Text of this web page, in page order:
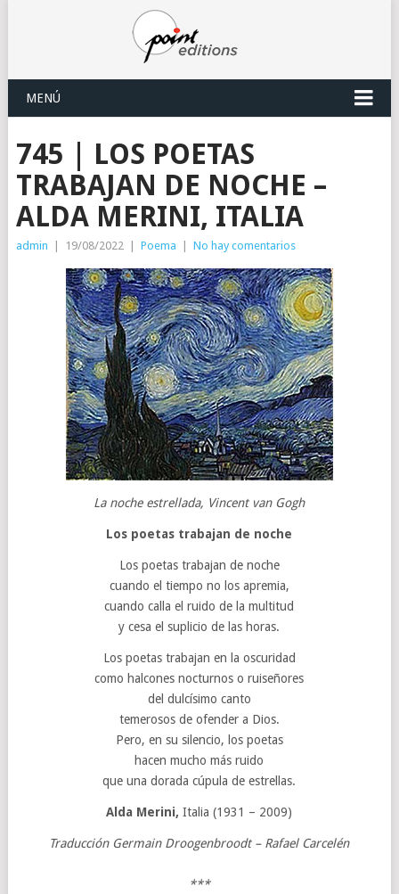
MENÚ
745 | LOS POETAS
TRABAJAN DE NOCHE –
ALDA MERINI, ITALIA
admin 19/08/2022 Poema No hay comentarios
La noche estrellada, Vincent van Gogh
Los poetas trabajan de noche
Los poetas trabajan de noche
cuando el tiempo no los apremia,
cuando calla el ruido de la multitud
y cesa el suplicio de las horas.
Los poetas trabajan en la oscuridad
como halcones nocturnos o ruiseñores
del dulcísimo canto
temerosos de ofender a Dios.
Pero, en su silencio, los poetas
hacen mucho más ruido
que una dorada cúpula de estrellas.
Alda Merini, Italia (1931 – 2009)
Traducción Germain Droogenbroodt – Rafael Carcelén
***